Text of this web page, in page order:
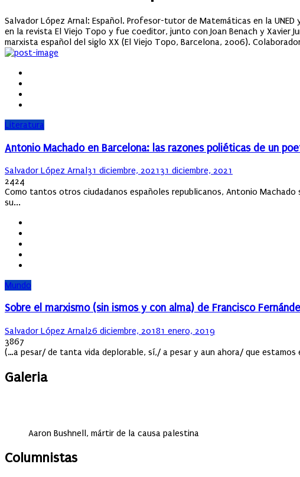
Salvador López Arnal: Español. Profesor-tutor de Matemáticas en la
en la revista El Viejo Topo y fue coeditor, junto con Joan Benach y
marxista español del siglo XX (El Viejo Topo, Barcelona, 2006).
Literatura
Antonio Machado en Barcelona: las razones poliéticas de un
Author
Salvador López ArnalPosted
31 diciembre, 202131 diciembre, 2021
2424
Como tantos otros ciudadanos españoles republicanos, Antonio
su...
Mundo
Sobre el marxismo (sin ismos y con alma) de Francisco
Author
Salvador López ArnalPosted
26 diciembre, 20181 enero, 2019
3867
(…a pesar/ de tanta vida deplorable, sí,/ a pesar y aun ahora/ que
Galeria
Aaron Bushnell, mártir de la causa palestina
Columnistas